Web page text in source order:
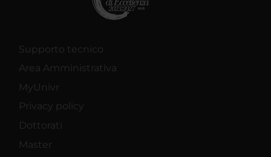
Supporto tecnico
Area Amministrativa
MyUnivr
Privacy policy
Dottorati
Master